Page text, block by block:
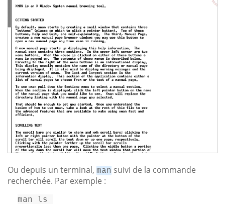
Ou depuis un terminal, man suivi de la commande
recherchée. Par exemple :
man ls